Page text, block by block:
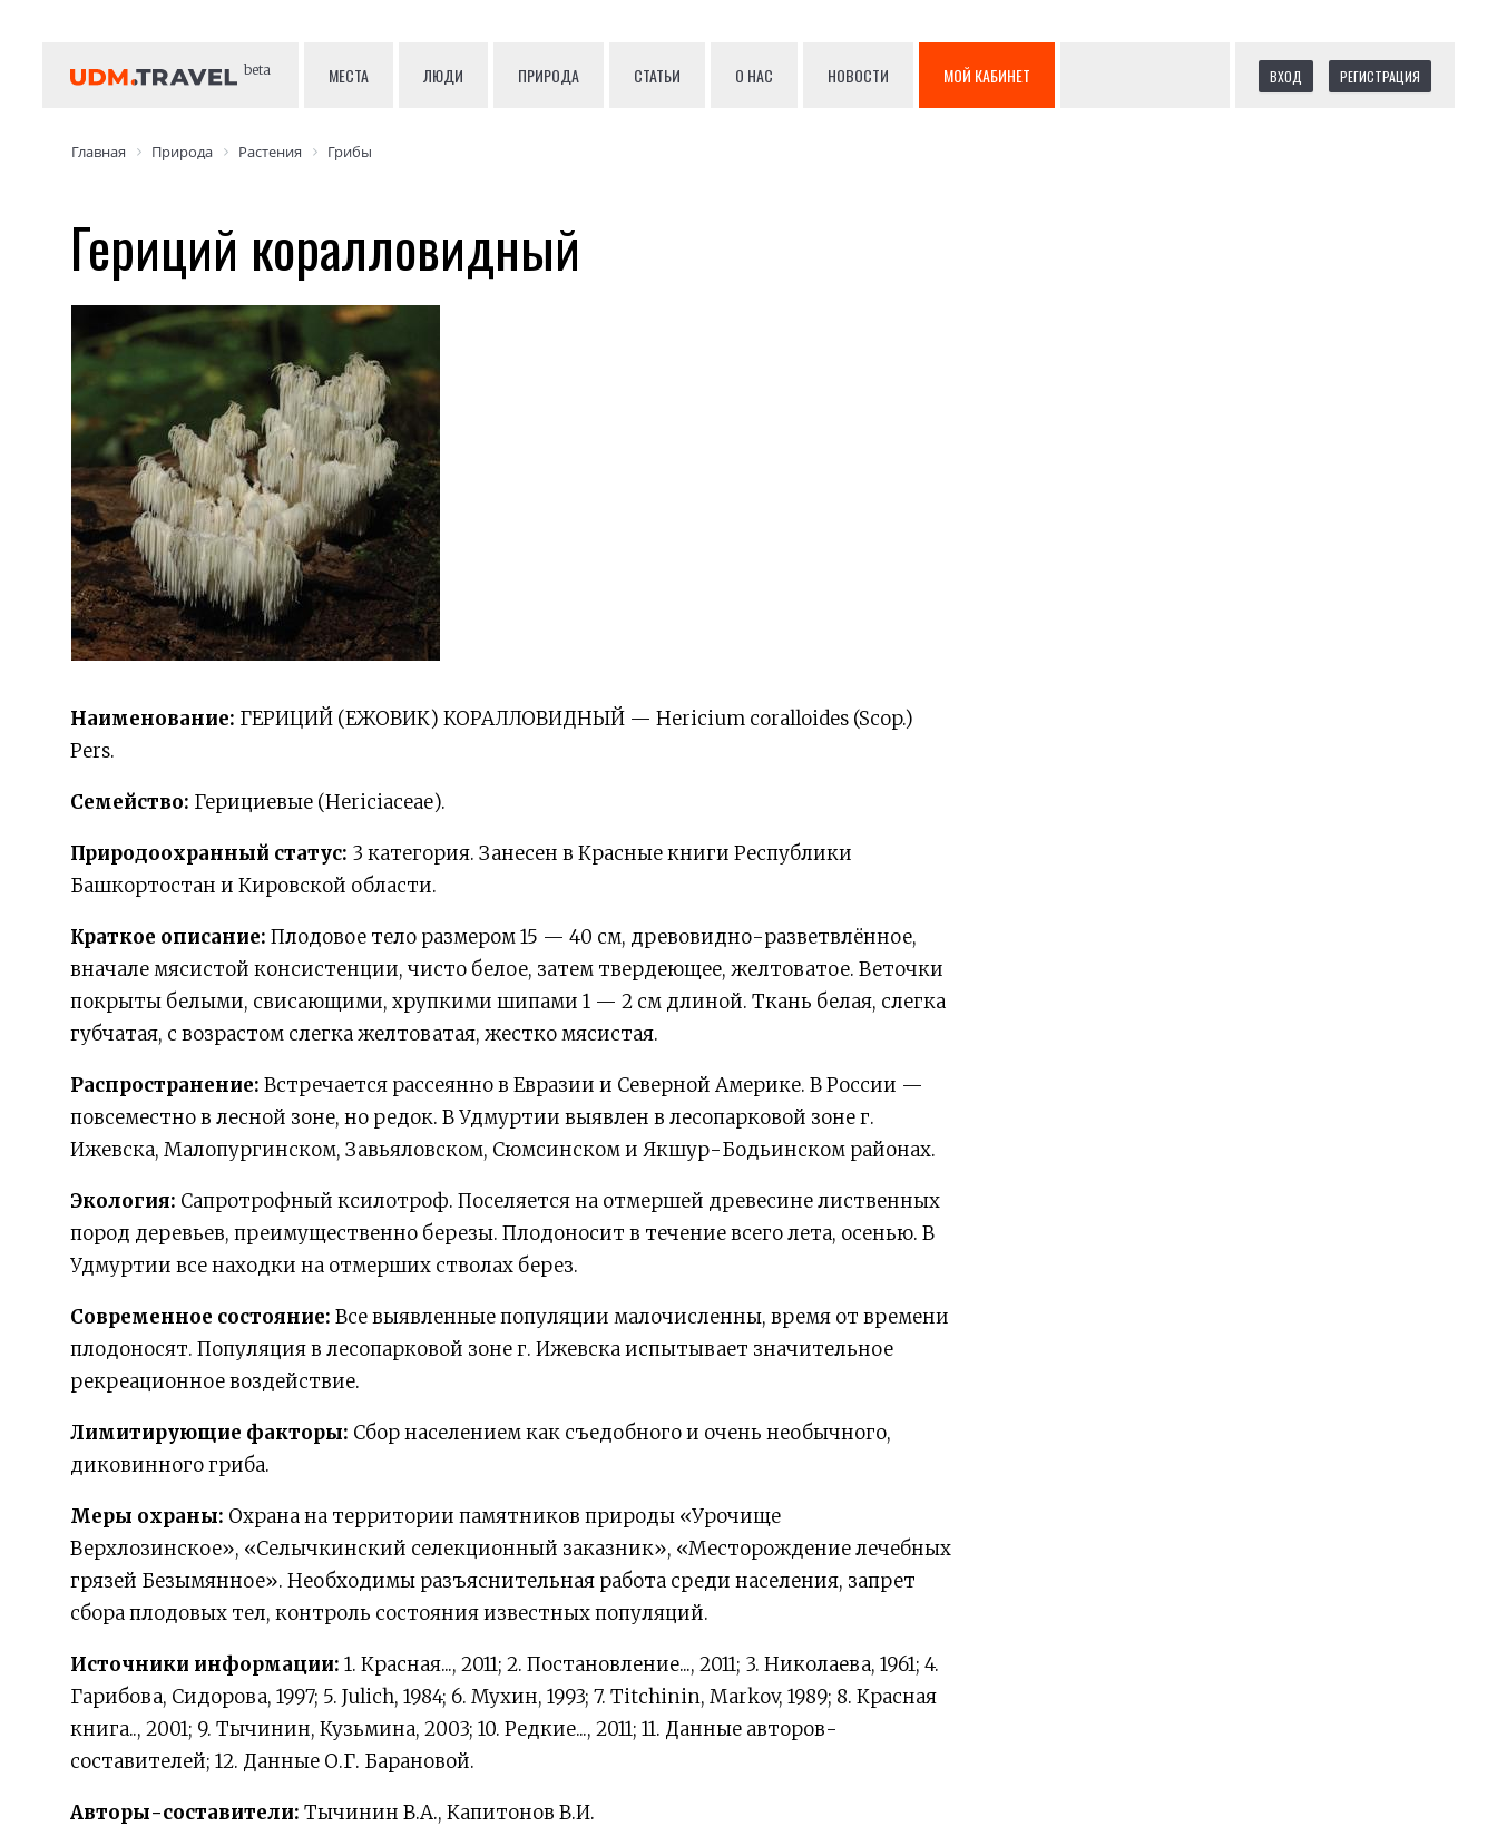
beta МЕСТА ЛЮДИ ПРИРОДА СТАТЬИ О НАС НОВОСТИ МОЙ КАБИНЕТ ВХОД РЕГИСТРАЦИЯ
Главная Природа Растения Грибы
Гериций коралловидный
Наименование: ГЕРИЦИЙ (ЕЖОВИК) КОРАЛЛОВИДНЫЙ — Hericium coralloides (Scop.)
Pers.
Семейство: Герициевые (Hericiaceae).
Природоохранный статус: 3 категория. Занесен в Красные книги Республики
Башкортостан и Кировской области.
Краткое описание: Плодовое тело размером 15 — 40 см, древовидно-разветвлённое,
вначале мясистой консистенции, чисто белое, затем твердеющее, желтоватое. Веточки
покрыты белыми, свисающими, хрупкими шипами 1 — 2 см длиной. Ткань белая, слегка
губчатая, с возрастом слегка желтоватая, жестко мясистая.
Распространение: Встречается рассеянно в Евразии и Северной Америке. В России —
повсеместно в лесной зоне, но редок. В Удмуртии выявлен в лесопарковой зоне г.
Ижевска, Малопургинском, Завьяловском, Сюмсинском и Якшур-Бодьинском районах.
Экология: Сапротрофный ксилотроф. Поселяется на отмершей древесине лиственных
пород деревьев, преимущественно березы. Плодоносит в течение всего лета, осенью. В
Удмуртии все находки на отмерших стволах берез.
Современное состояние: Все выявленные популяции малочисленны, время от времени
плодоносят. Популяция в лесопарковой зоне г. Ижевска испытывает значительное
рекреационное воздействие.
Лимитирующие факторы: Сбор населением как съедобного и очень необычного,
диковинного гриба.
Меры охраны: Охрана на территории памятников природы «Урочище
Верхлозинское», «Селычкинский селекционный заказник», «Месторождение лечебных
грязей Безымянное». Необходимы разъяснительная работа среди населения, запрет
сбора плодовых тел, контроль состояния известных популяций.
Источники информации: 1. Красная..., 2011; 2. Постановление..., 2011; 3. Николаева, 1961; 4.
Гарибова, Сидорова, 1997; 5. Julich, 1984; 6. Мухин, 1993; 7. Titchinin, Markov, 1989; 8. Красная
книга.., 2001; 9. Тычинин, Кузьмина, 2003; 10. Редкие..., 2011; 11. Данные авторов-
составителей; 12. Данные О.Г. Барановой.
Авторы-составители: Тычинин В.А., Капитонов В.И.